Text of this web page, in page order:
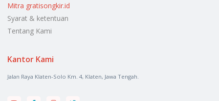
Mitra gratisongkir.id
Syarat & ketentuan
Tentang Kami
Kantor Kami
Jalan Raya Klaten-Solo Km. 4, Klaten, Jawa Tengah.